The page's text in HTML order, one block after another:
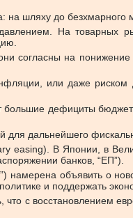
на шляху до безхмарного
На товарных
согласны на понижение
или даже риском
большие дефициты
для дальнейшего
easing). В Японии, в
банков, “ЕП”).
намерена объявить о
и поддержать
с восстановлением